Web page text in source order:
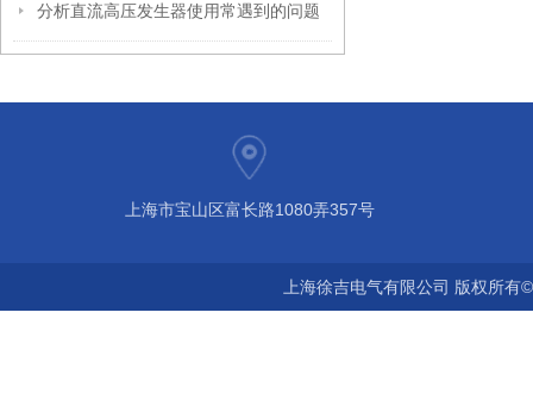
分析直流高压发生器使用常遇到的问题
上海市宝山区富长路1080弄357号
上海徐吉电气有限公司 版权所